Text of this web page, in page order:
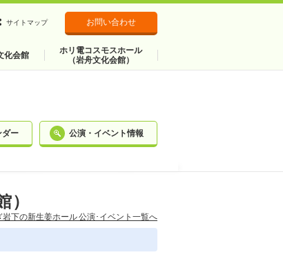
化会館
ホリ電コスモスホール
（岩舟文化会館）
サイトマップ お問い合わせ
ダー 公演・イベント情報
岩下の新⽣姜ホール 公演･イベント一覧へ